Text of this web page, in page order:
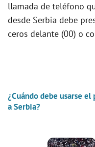
llamada de teléfono
desde Serbia debe
ceros delante (00) o
¿Cuándo debe usarse
a Serbia?
×